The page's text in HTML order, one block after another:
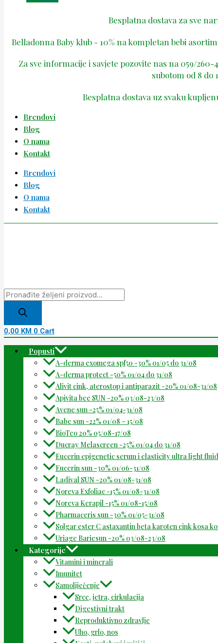
Besplatna dostava za sve
Belladonna Baby klub - 10% na kompletan bebi
Za sve informacije i savjete pozovite nas na 059/
subotom od 8 do
Besplatna dostava uz svaku
Brendovi
Blog
O nama
Kontakt
Brendovi
Blog
O nama
Kontakt
0,00 KM 0 Cart
Popusti
A-derma exomega spf50 -30% 01/05 do 31/08
A-derma protect -50% 01/04 do 31/08
Alivit cink, aterostop i antiparazit -20% 01/08-31/08
Apivita bee SUN -20% 03/08-23/08
Avene sun -25% 01/04-31/08
Babe sun -22% 01/08 – 15/08
BioTeo 20% 05/08-17/08
Ducray Melascreen -25% 01/04 do 31/08
Eucerin epigenetic serum i elasticity ultra light
Eucerin sun -30% 01/06-31/08
Ladival SUN -20% 01/08-31/08
Noreva Exfoliac -15% 01/08-31/08
Noreva Kerapil -15% 01/08-15/08
Pharmaceris sun -30% 01/05-31/08
Solgar ester C astaxantin beta karoten cink kosa
Uriage Bariesun -20% 03/08-23/08
Kategorije
Vitamini i minerali
Imunitet
Samoliječenje
Srce, jetra, cirkulacija
Digestivni trakt
Reproduktivno zdravlje
Uho, grlo, nos